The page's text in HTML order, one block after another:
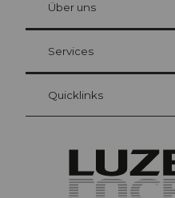
Gästekarte Luzern
Ihre Vorteile als Übernachtungsgast
Über uns
Services
Quicklinks